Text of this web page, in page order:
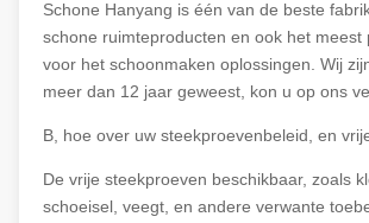
Schone Hanyang is één van de beste
schone ruimteproducten en ook het meest
voor het schoonmaken oplossingen. Wij
meer dan 12 jaar geweest, kon u op ons
B, hoe over uw steekproevenbeleid, en
De vrije steekproeven beschikbaar, zoals
schoeisel, veegt, en andere verwante